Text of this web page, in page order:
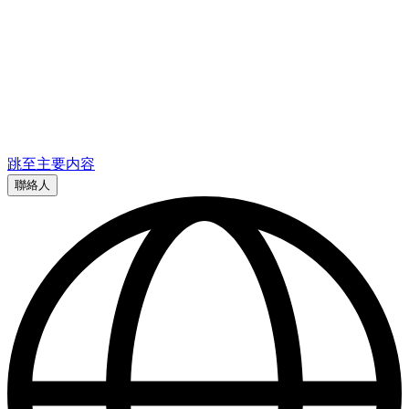
跳至主要内容
聯絡人